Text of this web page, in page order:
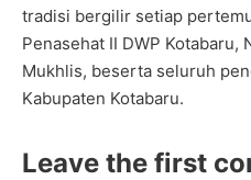
tradisi bergilir setiap
Penasehat II DWP Kotabaru,
Mukhlis, beserta seluruh
Kabupaten Kotabaru.
Leave the first